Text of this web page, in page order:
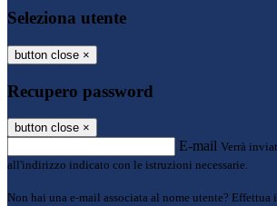
Seleziona utente
button close ×
Recupero password
button close ×
E-mail Verrà
all'indirizzo indicato con le istruzioni necessarie.
Non hai una e-mail associata al nome utente? Effettua